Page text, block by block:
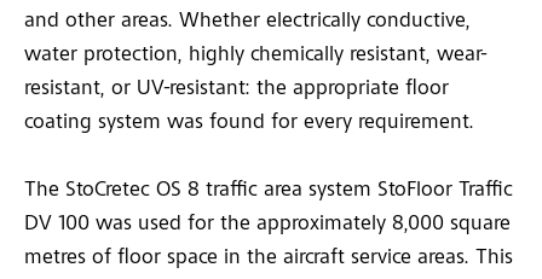
and other areas. Whether electrically conductive,
water protection, highly chemically resistant, wear-
resistant, or UV-resistant: the appropriate floor
coating system was found for every requirement.
The StoCretec OS 8 traffic area system StoFloor Traffic
DV 100 was used for the approximately 8,000 square
metres of floor space in the aircraft service areas. This